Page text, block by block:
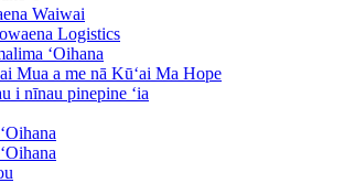
Waiwai
Logistics
ʻOihana
Mua a me nā Kūʻai Ma Hope
i nīnau pinepine ʻia